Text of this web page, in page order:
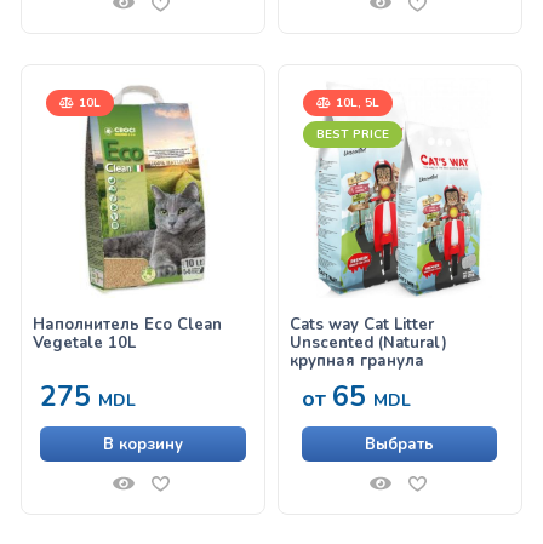
10L
Наполнитель Eco Clean
Vegetale 10L
275 MDL
В корзину
10L, 5L
Cats way Cat Litter
Unscented (Natural)
крупная гранула
от 65 MDL
Выбрать
BEST PRICE